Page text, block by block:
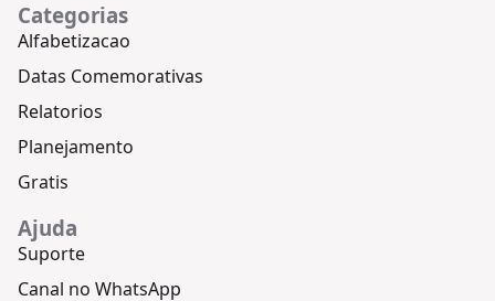
Categorias
Alfabetizacao
Datas Comemorativas
Relatorios
Planejamento
Gratis
Ajuda
Suporte
Canal no WhatsApp